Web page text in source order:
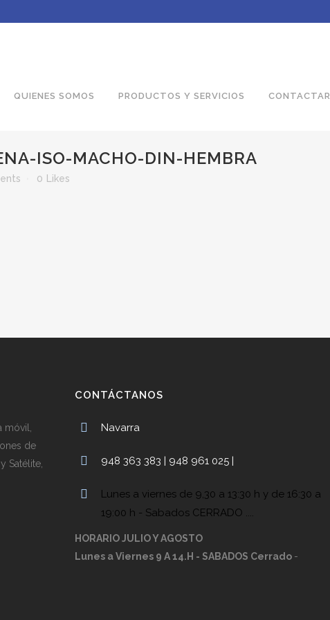
QUIENES SOMOS PRODUCTOS Y SERVICIOS CONTACTAR
ISO-MACHO-DIN-HEMBRA
0 Likes
de
Satélite,
CONTÁCTANOS
Navarra
948 363 383 | 948 961 025 |
Lunes a viernes de 9,30 a 13:30 h y de 16:30 a
19:00 h - Sabados CERRADO ....
HORARIO JULIO Y AGOSTO
Lunes a Viernes 9 A 14.H - SABADOS Cerrado -